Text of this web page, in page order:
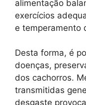
alimentação
exercícios
e temperamento
Desta forma, é
doenças,
dos cachorros.
transmitidas
desgaste